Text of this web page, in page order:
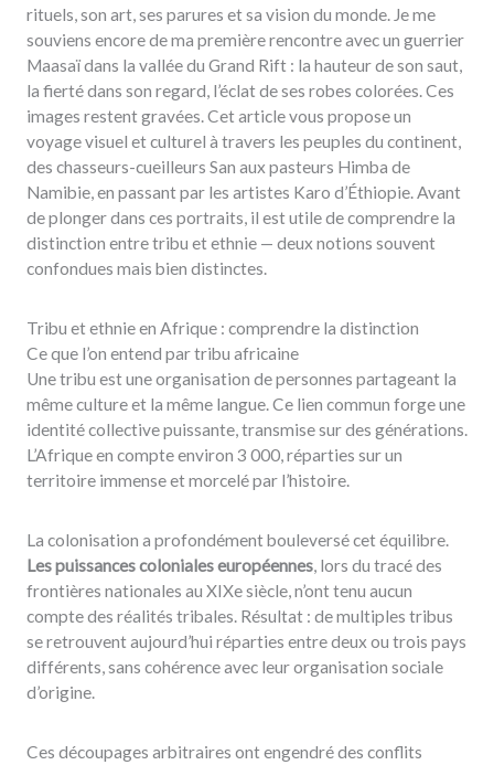
rituels, son art, ses parures et sa vision du monde. Je me
souviens encore de ma première rencontre avec un guerrier
Maasaï dans la vallée du Grand Rift : la hauteur de son saut,
la fierté dans son regard, l’éclat de ses robes colorées. Ces
images restent gravées. Cet article vous propose un
voyage visuel et culturel à travers les peuples du continent,
des chasseurs-cueilleurs San aux pasteurs Himba de
Namibie, en passant par les artistes Karo d’Éthiopie. Avant
de plonger dans ces portraits, il est utile de comprendre la
distinction entre tribu et ethnie — deux notions souvent
confondues mais bien distinctes.
Tribu et ethnie en Afrique : comprendre la distinction
Ce que l’on entend par tribu africaine
Une tribu est une organisation de personnes partageant la
même culture et la même langue. Ce lien commun forge une
identité collective puissante, transmise sur des générations.
L’Afrique en compte environ 3 000, réparties sur un
territoire immense et morcelé par l’histoire.
La colonisation a profondément bouleversé cet équilibre.
Les puissances coloniales européennes, lors du tracé des
frontières nationales au XIXe siècle, n’ont tenu aucun
compte des réalités tribales. Résultat : de multiples tribus
se retrouvent aujourd’hui réparties entre deux ou trois pays
différents, sans cohérence avec leur organisation sociale
d’origine.
Ces découpages arbitraires ont engendré des conflits